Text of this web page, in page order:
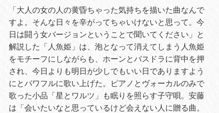
「大人の女の人の黄昏ちゃった気持ちを描いた曲なんで
すよ。そんな日々を辛がってちゃいけないと思って。今
日は闘う女バージョンということで聞いてください」と
解説した「人魚姫」は、泡となって消えてしまう人魚姫
をモチーフにしながらも、ホーンとバスドラに背中を押
され、今日よりも明日が少しでもいい日でありますよう
にとパワフルに歌い上げた。ピアノとヴォーカルのみで
歌った小品「星とワルツ」も眠りを照らす子守唄。安藤
は「会いたいなと思っているけど会えない人に贈る曲。